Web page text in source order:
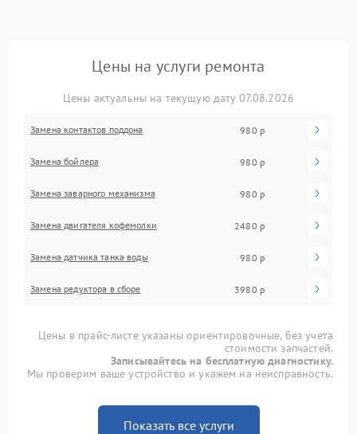
Цены на услуги ремонта
Цены актуальны на текущую дату 07.08.2026
Замена контактов поддона 980 р
Замена бойлера 980 р
Замена заварного механизма 980 р
Замена двигателя кофемолки 2480 р
Замена датчика танка воды 980 р
Замена редуктора в сборе 3980 р
Цены в прайс-листе указаны ориентировочные, без учета
стоимости запчастей.
Записывайтесь на бесплатную диагностику.
Мы проверим ваше устройство и укажем на неисправность.
Показать все услуги